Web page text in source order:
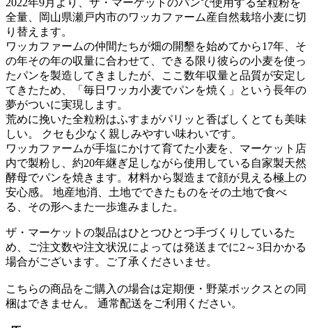
2022年9月より、ザ・マーケットのパンで使用する全粒粉を
全量、岡山県瀬戸内市のワッカファーム産自然栽培小麦に切
り替えます。
ワッカファームの仲間たちが畑の開墾を始めてから17年、そ
の年その年の収量に合わせて、できる限り彼らの小麦を使っ
たパンを製造してきましたが、ここ数年収量と品質が安定し
てきたため、「毎日ワッカ小麦でパンを焼く」という長年の
夢がついに実現します。
荒めに挽いた全粒粉はふすまがパリッと香ばしくとても美味
しい。 クセも少なく親しみやすい味わいです。
ワッカファームが手塩にかけて育てた小麦を、マーケット店
内で製粉し、約20年継ぎ足しながら使用している自家製天然
酵母でパンを焼きます。材料から製造まで顔が見える極上の
安心感。 地産地消、土地でできたものをその土地で食べ
る、その形へまた一歩進みました。
ザ・マーケットの製品はひとつひとつ手づくりしているた
め、ご注文数や注文状況によっては発送までに2～3日かかる
場合がございます。ご了承くださいませ。
こちらの商品をご購入の場合は定期便・野菜ボックスとの同
梱はできません。 通常配送をご利用ください。